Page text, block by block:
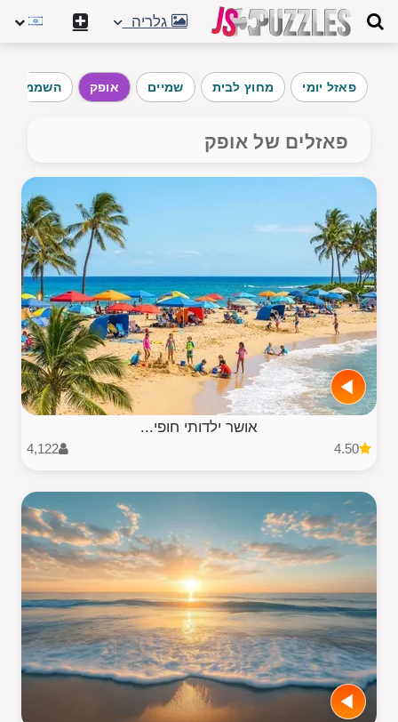
גלריה
פאזל יומי מחוץ לבית שמיים אופק השממה
פאזלים של אופק
אושר ילדותי חופי...
4.50
4,122